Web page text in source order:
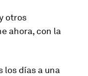
otros
ahora, con la
los días a una